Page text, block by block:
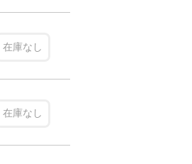
在庫なし
在庫なし